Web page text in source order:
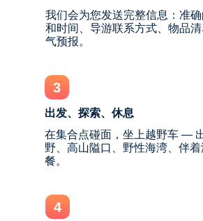
我们会为您发送完整信息：准
和时间、导游联系方式、物品
气预报。
在集合点碰面，坐上越野车 —
野、高山隘口、野性海湾、伴
餐。
出发、探索、休息
3
4
+7 (902) 055-09-50